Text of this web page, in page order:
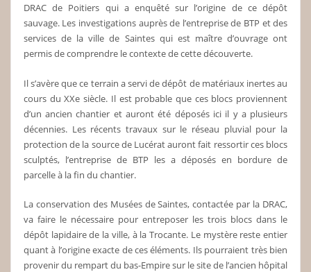
DRAC de Poitiers qui a enquêté sur l’origine de ce dépôt
sauvage. Les investigations auprès de l’entreprise de BTP et des
services de la ville de Saintes qui est maître d’ouvrage ont
permis de comprendre le contexte de cette découverte.
Il s’avère que ce terrain a servi de dépôt de matériaux inertes au
cours du XXe siècle. Il est probable que ces blocs proviennent
d’un ancien chantier et auront été déposés ici il y a plusieurs
décennies. Les récents travaux sur le réseau pluvial pour la
protection de la source de Lucérat auront fait ressortir ces blocs
sculptés, l’entreprise de BTP les a déposés en bordure de
parcelle à la fin du chantier.
La conservation des Musées de Saintes, contactée par la DRAC,
va faire le nécessaire pour entreposer les trois blocs dans le
dépôt lapidaire de la ville, à la Trocante. Le mystère reste entier
quant à l’origine exacte de ces éléments. Ils pourraient très bien
provenir du rempart du bas-Empire sur le site de l’ancien hôpital